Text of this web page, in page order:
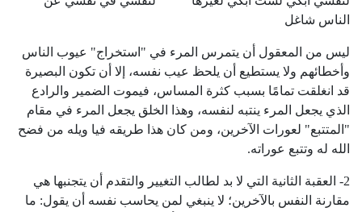
الناس شاغل
ليس من المعقول أن يتمرس المرء في "استخراج" عيوب الناس
وأخطائهم ولا يستطيع أن يلحظ عيب نفسه، إلا أن تكون البصيرة
قد انغلقت تمامًا بسبب كثرة المساس، فيموت الضمير والرادع
الذي يجعل المرء ينتبه لنفسه، وهذا الخلق يجعل المرء في مقام
"المتتبع" لعورات الآخرين، ومن كان هذا طريقه فيا ويله من فضح
الله له وتتبع عوراته.
2- العقبة الثانية التي لا بد لطالب التغيير والتقدم أن يتجنبها هي
مقارنة النفس بالآخرين؛ لا ينبغي لمن يحاسب نفسه أن يقول: ما